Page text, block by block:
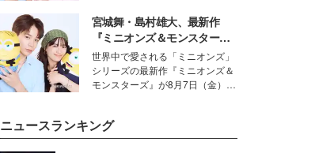
モデル・愛甲ひかりさんと橋下美
好さんを迎えて本音で女子会トー
ク。猛暑のお出かけを快適に過ご
すヒントや、2人が感動した夏の
生理の新常識にも迫りました。
宮城舞・島村雄大、最新作
『ミニオンズ＆モンスター
ズ』の魅力熱弁 ハチャメチャ
だけじゃない“友情と絆”に感
動
世界中で愛される「ミニオンズ」
シリーズの最新作『ミニオンズ＆
モンスターズ』が8月7日（金）に
デルの宮城舞と島村雄大の特別対
談をお届け！それぞれの視点か
ニュースランキング